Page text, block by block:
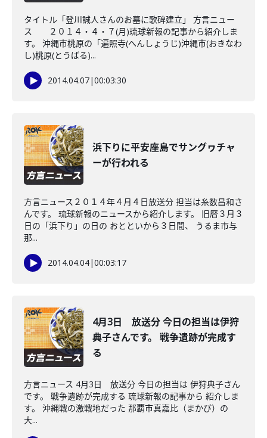
タイトル「登川誠人さんのお墓に歌碑建立」 方言ニュー
ス ２０１４・４・７(月)琉球新報の記事から紹介しま
す。 沖縄市桃原の「遍照寺(へんしょうじ)沖縄市(おきなわ
し)桃原(とうばる)...
2014.04.07|00:03:30
浜下りに平安座島でサングヮチャ
ーが行われる
方言ニュース２０１４年４月４日放送分 担当は糸数昌和さ
んです。 琉球新報のニュースから紹介します。 旧暦３月３
日の「浜下り」の日の おとといから３日間、 うるま市与
那...
2014.04.04|00:03:17
4月3日 放送分 今日の担当は伊狩
典子さんです。 戦争遺跡が完成す
る
方言ニュース 4月3日 放送分 今日の担当は 伊狩典子さん
です。 戦争遺跡が完成する 琉球新報の記事から 紹介しま
す。 沖縄戦の激戦地だった 那覇市真嘉比（まかび）の
大...